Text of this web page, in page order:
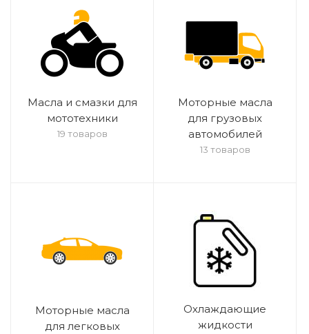
Масла и смазки для
мототехники
19 товаров
Моторные масла
для грузовых
автомобилей
13 товаров
Моторные масла
для легковых
Охлаждающие
жидкости